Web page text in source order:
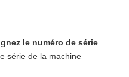
le numéro de série
série de la machine